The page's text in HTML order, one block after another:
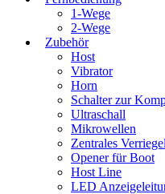
1-Wege
2-Wege
Zubehör
Host
Vibrator
Horn
Schalter zur
Ultraschall
Mikrowellen
Zentrales
Opener für Boot
Host Line
LED